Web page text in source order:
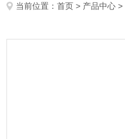
当前位置：首页 > 产品中心 >